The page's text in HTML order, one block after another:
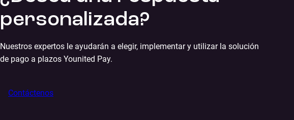
personalizada?
Nuestros expertos le ayudarán a elegir, implementar y utilizar la solución
de pago a plazos Younited Pay.
Contáctenos